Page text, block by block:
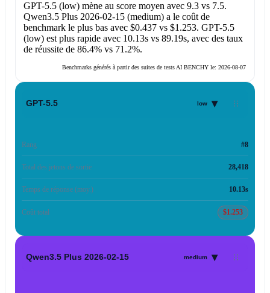
GPT-5.5 (low)mène au score moyen avec 9.3vs 7.5.
Qwen3.5 Plus 2026-02-15 (medium)a le coût de
benchmark le plus bas avec $0.437vs $1.253. GPT-5.5
(low)est plus rapide avec 10.13svs 89.19s, avec des taux
de réussite de 86.4%vs 71.2%.
Benchmarks générés à partir des suites de tests AI BENCHY le: 2026-08-07
GPT-5.5 low ▾
Rang #8
Total des jetons de sortie 28,418
Temps de réponse (moy.) 10.13s
Coût total $1.253
Qwen3.5 Plus 2026-02-15 medium ▾